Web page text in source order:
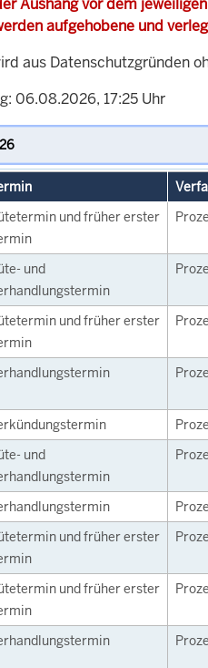
Aushang vor dem
aufgehobene und
aus Datenschutzgründen
06.08.2026, 17:25 Uhr
und früher erster
und
und früher erster
und
und früher erster
und früher erster